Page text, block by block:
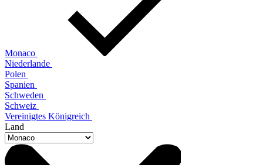
Monaco
Niederlande
Polen
Spanien
Schweden
Schweiz
Vereinigtes Königreich
Land